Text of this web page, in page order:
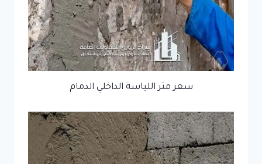
سعر متر اللياسة الداخلي الدمام